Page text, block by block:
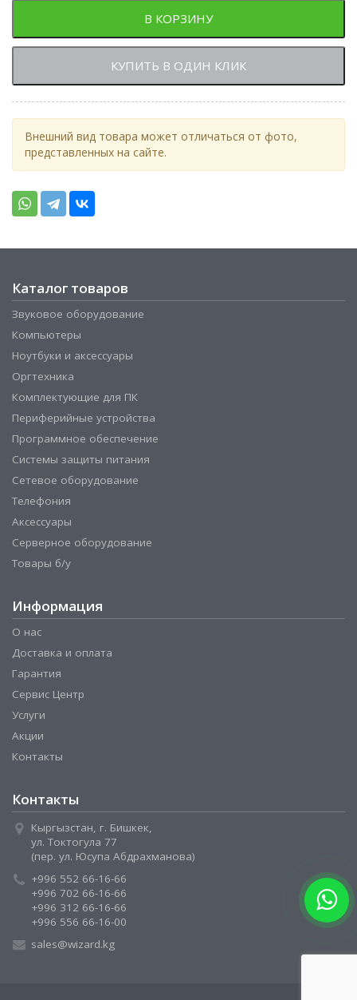
В КОРЗИНУ
КУПИТЬ В ОДИН КЛИК
Внешний вид товара может отличаться от фото,
представленных на сайте.
Каталог товаров
Звуковое оборудование
Компьютеры
Ноутбуки и аксессуары
Оргтехника
Комплектующие для ПК
Периферийные устройства
Программное обеспечение
Системы защиты питания
Сетевое оборудование
Телефония
Аксессуары
Серверное оборудование
Товары б/у
Информация
О нас
Доставка и оплата
Гарантия
Сервис Центр
Услуги
Акции
Контакты
Контакты
Кыргызстан, г. Бишкек,
ул. Токтогула 77
(пер. ул. Юсупа Абдрахманова)
+996 552 66-16-66
+996 702 66-16-66
+996 312 66-16-66
+996 556 66-16-00
sales@wizard.kg